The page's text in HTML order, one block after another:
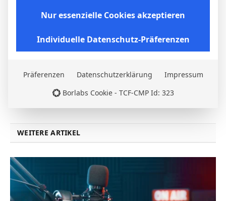
D. Martinovic
Micha Sassie
WEITERE ARTIKEL
Nur essenzielle Cookies akzeptieren
Individuelle Datenschutz-Präferenzen
Präferenzen Datenschutzerklärung
Impressum
Borlabs Cookie - TCF-CMP Id: 323